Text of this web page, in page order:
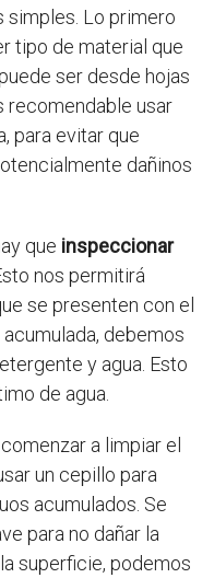
simples. Lo primero
tipo de material que
ser desde hojas
recomendable usar
para evitar que
dañinos
que inspeccionar
nos permitirá
se presenten con el
debemos
y agua. Esto
de agua.
a limpiar el
un cepillo para
acumulados. Se
para no dañar la
superficie, podemos